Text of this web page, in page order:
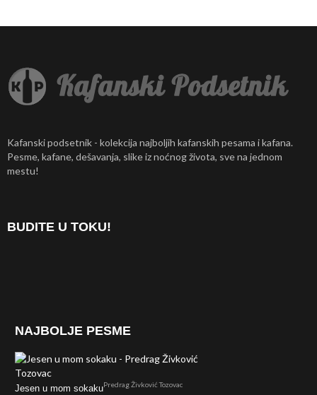
Kafanski podsetnik - kolekcija najboljih kafanskih pesama i kafana.
Pesme, kafane, dešavanja, slike iz noćnog života, sve na jednom
mestu!
BUDITE U TOKU!
NAJBOLJE PESME
Jesen u mom sokakuPredrag Živković Tozovac